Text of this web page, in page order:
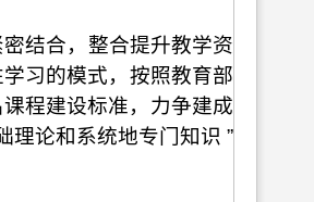
结合，整合提升教学资
习的模式，按照教育部
程建设标准，力争建成
理论和系统地专门知识 ”